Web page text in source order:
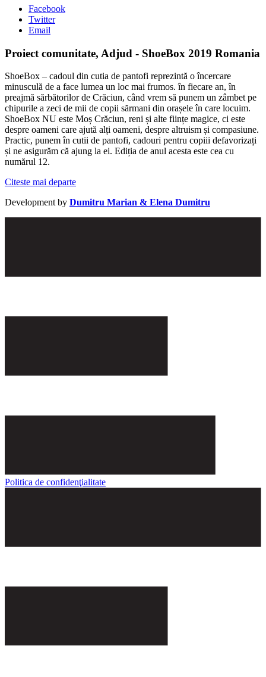
Facebook
Twitter
Email
Proiect comunitate, Adjud - ShoeBox 2019 Romania
ShoeBox – cadoul din cutia de pantofi reprezintă o încercare
minusculă de a face lumea un loc mai frumos. în fiecare an, în
preajmă sărbătorilor de Crăciun, când vrem să punem un zâmbet pe
chipurile a zeci de mii de copii sărmani din orașele în care locuim.
ShoeBox NU este Moș Crăciun, reni și alte ființe magice, ci este
despre oameni care ajută alți oameni, despre altruism și compasiune.
Practic, punem în cutii de pantofi, cadouri pentru copiii defavorizați
și ne asigurăm că ajung la ei. Ediția de anul acesta este cea cu
numărul 12.
Citeste mai departe
Development by Dumitru Marian & Elena Dumitru
Politica de confidenţialitate